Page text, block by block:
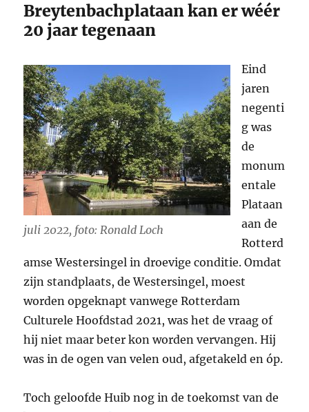
Breytenbachplataan kan er wéér
20 jaar tegenaan
juli 2022, foto: Ronald Loch
Eind
jaren
negenti
g was
de
monum
entale
Plataan
aan de
Rotterd
amse Westersingel in droevige conditie. Omdat
zijn standplaats, de Westersingel, moest
worden opgeknapt vanwege Rotterdam
Culturele Hoofdstad 2021, was het de vraag of
hij niet maar beter kon worden vervangen. Hij
was in de ogen van velen oud, afgetakeld en óp.
Toch geloofde Huib nog in de toekomst van de